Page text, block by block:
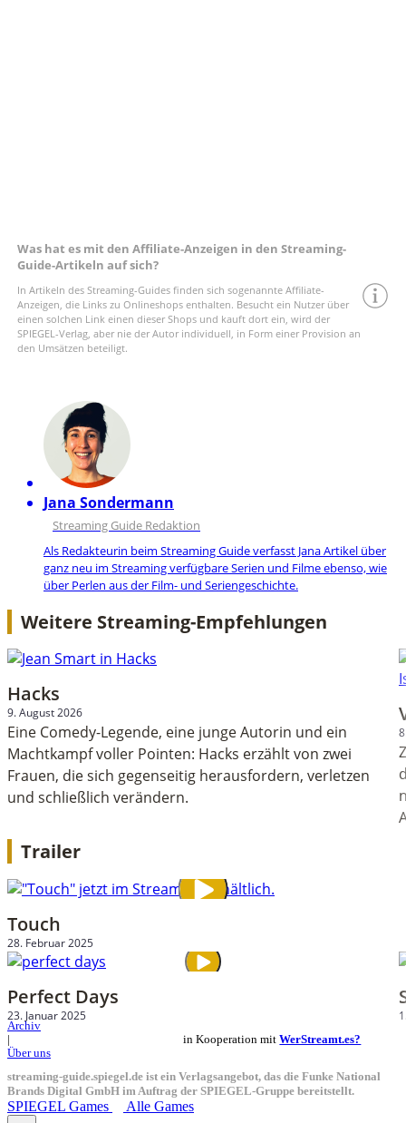
Was hat es mit den Affiliate-Anzeigen in den Streaming-
Guide-Artikeln auf sich?
In Artikeln des Streaming-Guides finden sich sogenannte Affiliate-
Anzeigen, die Links zu Onlineshops enthalten. Besucht ein Nutzer über
einen solchen Link einen dieser Shops und kauft dort ein, wird der
SPIEGEL-Verlag, aber nie der Autor individuell, in Form einer Provision an
den Umsätzen beteiligt.
Jana Sondermann
Streaming Guide Redaktion
Als Redakteurin beim Streaming Guide verfasst Jana Artikel über
ganz neu im Streaming verfügbare Serien und Filme ebenso, wie
über Perlen aus der Film- und Seriengeschichte.
Weitere Streaming-Empfehlungen
Hacks
9. August 2026
Eine Comedy-Legende, eine junge Autorin und ein
Machtkampf voller Pointen: Hacks erzählt von zwei
Frauen, die sich gegenseitig herausfordern, verletzen
und schließlich verändern.
Trailer
Touch
28. Februar 2025
Perfect Days
23. Januar 2025
Archiv
|
Über uns
in Kooperation mitWerStreamt.es?
streaming-guide.spiegel.de ist ein Verlagsangebot, das die Funke National
Brands Digital GmbH im Auftrag der SPIEGEL-Gruppe bereitstellt.
SPIEGEL Games Alle Games